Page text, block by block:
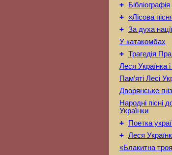
+
Бібліографія
+ «Лісова
+ За духа нації
У катакомбах
+ Трагедія
Леся Українка
Пам’яті Лесі
Дворянське
Народні пісні
Українки
+ Поетка
+ Леся
«Блакитна